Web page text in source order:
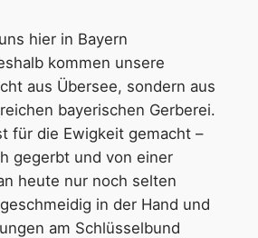
hier in Bayern
kommen unsere
aus Übersee, sondern aus
bayerischen Gerberei.
für die Ewigkeit gemacht –
gegerbt und von einer
heute nur noch selten
in der Hand und
am Schlüsselbund